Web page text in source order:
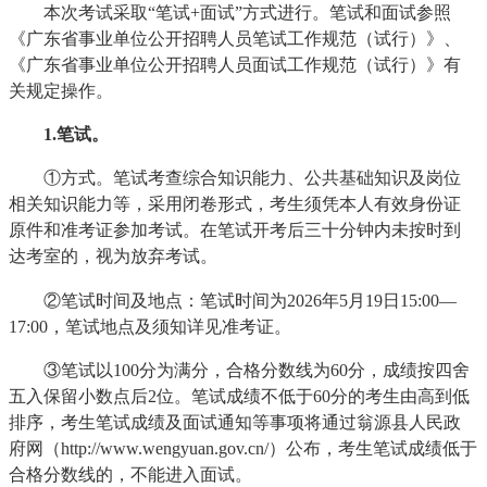
本次考试采取“笔试+面试”方式进行。笔试和面试参照
《广东省事业单位公开招聘人员笔试工作规范（试行）》、
《广东省事业单位公开招聘人员面试工作规范（试行）》有
关规定操作。
1.笔试。
①方式。笔试考查综合知识能力、公共基础知识及岗位
相关知识能力等，采用闭卷形式，考生须凭本人有效身份证
原件和准考证参加考试。在笔试开考后三十分钟内未按时到
达考室的，视为放弃考试。
②笔试时间及地点：笔试时间为2026年5月19日15:00—
17:00，笔试地点及须知详见准考证。
③笔试以100分为满分，合格分数线为60分，成绩按四舍
五入保留小数点后2位。笔试成绩不低于60分的考生由高到低
排序，考生笔试成绩及面试通知等事项将通过翁源县人民政
府网（http://www.wengyuan.gov.cn/）公布，考生笔试成绩低于
合格分数线的，不能进入面试。